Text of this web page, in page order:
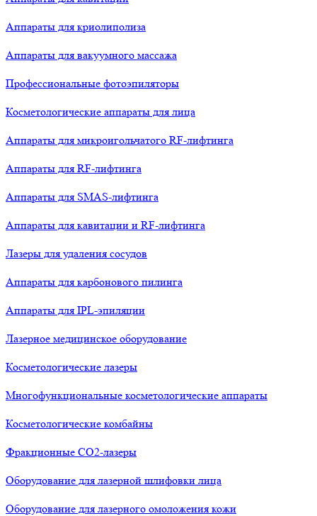
Аппараты для криолиполиза
Аппараты для вакуумного массажа
Профессиональные фотоэпиляторы
Косметологические аппараты для лица
Аппараты для микроигольчатого RF-лифтинга
Аппараты для RF-лифтинга
Аппараты для SMAS-лифтинга
Аппараты для кавитации и RF-лифтинга
Лазеры для удаления сосудов
Аппараты для карбонового пилинга
Аппараты для IPL-эпиляции
Лазерное медицинское оборудование
Косметологические лазеры
Многофункциональные косметологические аппараты
Косметологические комбайны
Фракционные СО2-лазеры
Оборудование для лазерной шлифовки лица
Оборудование для лазерного омоложения кожи